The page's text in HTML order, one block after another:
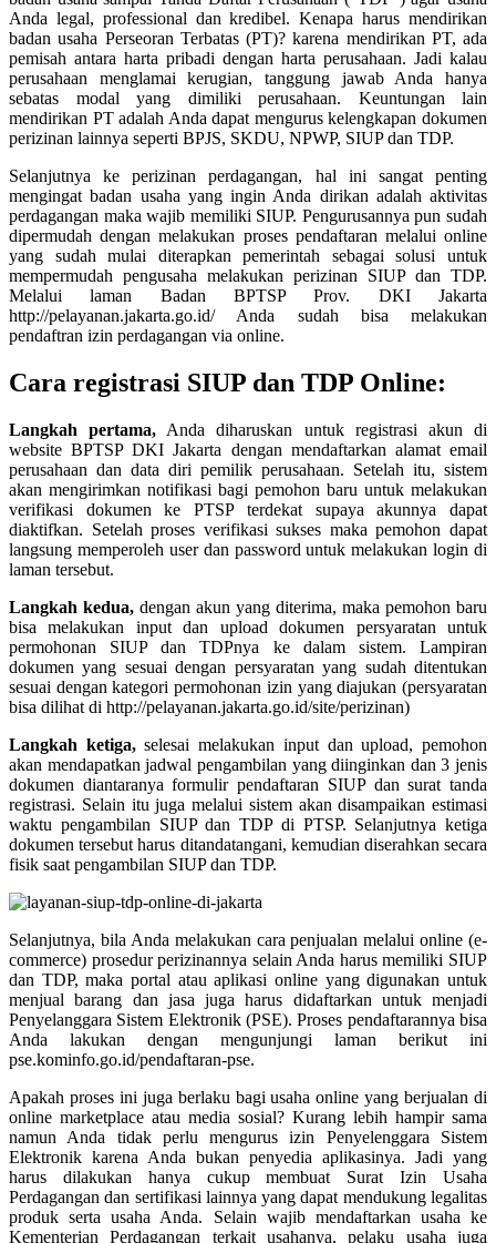
Anda legal, professional dan kredibel. Kenapa harus mendirikan
badan usaha Perseoran Terbatas (PT)? karena mendirikan PT, ada
pemisah antara harta pribadi dengan harta perusahaan. Jadi kalau
perusahaan menglamai kerugian, tanggung jawab Anda hanya
sebatas modal yang dimiliki perusahaan. Keuntungan lain
mendirikan PT adalah Anda dapat mengurus kelengkapan dokumen
perizinan lainnya seperti BPJS, SKDU, NPWP, SIUP dan TDP.
Selanjutnya ke perizinan perdagangan, hal ini sangat penting
mengingat badan usaha yang ingin Anda dirikan adalah aktivitas
perdagangan maka wajib memiliki SIUP. Pengurusannya pun sudah
dipermudah dengan melakukan proses pendaftaran melalui online
yang sudah mulai diterapkan pemerintah sebagai solusi untuk
mempermudah pengusaha melakukan perizinan SIUP dan TDP.
Melalui laman Badan BPTSP Prov. DKI Jakarta
http://pelayanan.jakarta.go.id/ Anda sudah bisa melakukan
pendaftran izin perdagangan via online.
Cara registrasi SIUP dan TDP Online:
Langkah pertama, Anda diharuskan untuk registrasi akun di
website BPTSP DKI Jakarta dengan mendaftarkan alamat email
perusahaan dan data diri pemilik perusahaan. Setelah itu, sistem
akan mengirimkan notifikasi bagi pemohon baru untuk melakukan
verifikasi dokumen ke PTSP terdekat supaya akunnya dapat
diaktifkan. Setelah proses verifikasi sukses maka pemohon dapat
langsung memperoleh user dan password untuk melakukan login di
laman tersebut.
Langkah kedua, dengan akun yang diterima, maka pemohon baru
bisa melakukan input dan upload dokumen persyaratan untuk
permohonan SIUP dan TDPnya ke dalam sistem. Lampiran
dokumen yang sesuai dengan persyaratan yang sudah ditentukan
sesuai dengan kategori permohonan izin yang diajukan (persyaratan
bisa dilihat di http://pelayanan.jakarta.go.id/site/perizinan)
Langkah ketiga,selesai melakukan input dan upload, pemohon
akan mendapatkan jadwal pengambilan yang diinginkan dan 3 jenis
dokumen diantaranya formulir pendaftaran SIUP dan surat tanda
registrasi. Selain itu juga melalui sistem akan disampaikan estimasi
waktu pengambilan SIUP dan TDP di PTSP. Selanjutnya ketiga
dokumen tersebut harus ditandatangani, kemudian diserahkan secara
fisik saat pengambilan SIUP dan TDP.
Selanjutnya, bila Anda melakukan cara penjualan melalui online (e-
commerce) prosedur perizinannya selain Anda harus memiliki SIUP
dan TDP, maka portal atau aplikasi online yang digunakan untuk
menjual barang dan jasa juga harus didaftarkan untuk menjadi
Penyelanggara Sistem Elektronik (PSE). Proses pendaftarannya bisa
Anda lakukan dengan mengunjungi laman berikut ini
pse.kominfo.go.id/pendaftaran-pse.
Apakah proses ini juga berlaku bagi usaha online yang berjualan di
online marketplace atau media sosial? Kurang lebih hampir sama
namun Anda tidak perlu mengurus izin Penyelenggara Sistem
Elektronik karena Anda bukan penyedia aplikasinya. Jadi yang
harus dilakukan hanya cukup membuat Surat Izin Usaha
Perdagangan dan sertifikasi lainnya yang dapat mendukung legalitas
produk serta usaha Anda. Selain wajib mendaftarkan usaha ke
Kementerian Perdagangan terkait usahanya, pelaku usaha juga